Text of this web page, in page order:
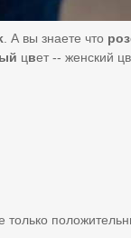
. А вы знаете что
цвет -- женский
только